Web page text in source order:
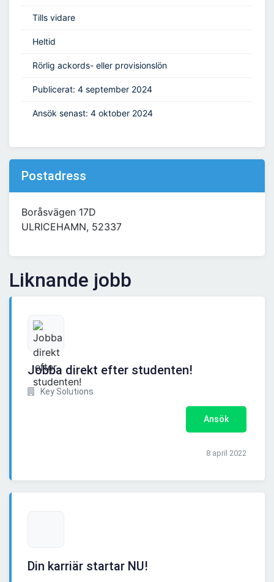
Tills vidare
Heltid
Rörlig ackords- eller provisionslön
Publicerat: 4 september 2024
Ansök senast: 4 oktober 2024
Postadress
Boråsvägen 17D
ULRICEHAMN, 52337
Liknande jobb
Jobba direkt efter studenten!
Key Solutions
Ansök
8 april 2022
Din karriär startar NU!